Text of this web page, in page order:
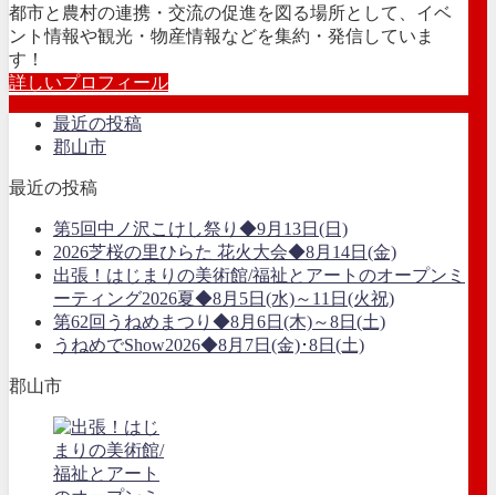
都市と農村の連携・交流の促進を図る場所として、イベ
ント情報や観光・物産情報などを集約・発信していま
す！
詳しいプロフィール
最近の投稿
郡山市
最近の投稿
第5回中ノ沢こけし祭り◆9月13日(日)
2026芝桜の里ひらた 花火大会◆8月14日(金)
出張！はじまりの美術館/福祉とアートのオープンミ
ーティング2026夏◆8月5日(水)～11日(火祝)
第62回うねめまつり◆8月6日(木)～8日(土)
うねめでShow2026◆8月7日(金)･8日(土)
郡山市